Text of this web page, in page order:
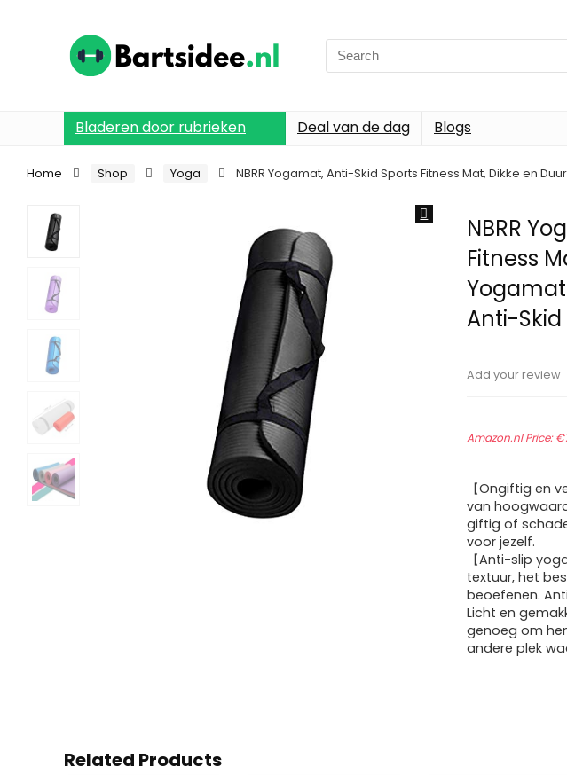
Search
for:
Bladeren door rubrieken Deal van de dag Blogs
Home Shop Yoga NBRR Yogamat, Anti-Skid Sports Fitness Mat, Dikke en
NBRR
Fitness
Anti-
Add your review
Amazon.nl Price:€
【Ongiftig en
van
giftig of
voor jezelf.
【Anti-slip
textuur, het
beoefenen.
Licht en
genoeg om
andere plek
Related Products